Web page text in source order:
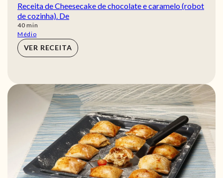
Receita de Cheesecake de chocolate e caramelo (robot
de cozinha). De
40min
min
Médio
VER RECEITA